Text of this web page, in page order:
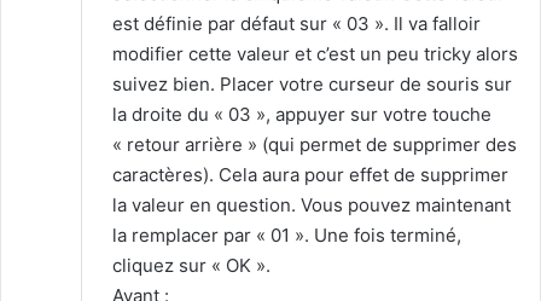
est définie par défaut sur « 03 ». Il va falloir
modifier cette valeur et c’est un peu tricky alors
suivez bien. Placer votre curseur de souris sur
la droite du « 03 », appuyer sur votre touche
« retour arrière » (qui permet de supprimer des
caractères). Cela aura pour effet de supprimer
la valeur en question. Vous pouvez maintenant
la remplacer par « 01 ». Une fois terminé,
cliquez sur « OK ».
Avant :